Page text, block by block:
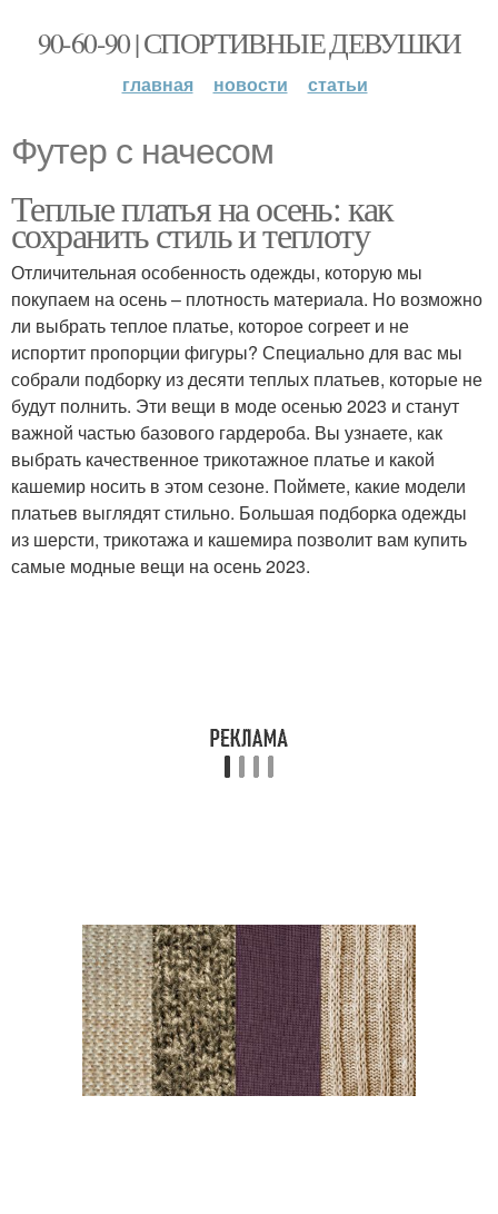
90-60-90 | СПОРТИВНЫЕ ДЕВУШКИ
главная новости статьи
Футер с начесом
Теплые платья на осень: как
сохранить стиль и теплоту
Отличительная особенность одежды, которую мы
покупаем на осень – плотность материала. Но возможно
ли выбрать теплое платье, которое согреет и не
испортит пропорции фигуры? Специально для вас мы
собрали подборку из десяти теплых платьев, которые не
будут полнить. Эти вещи в моде осенью 2023 и станут
важной частью базового гардероба. Вы узнаете, как
выбрать качественное трикотажное платье и какой
кашемир носить в этом сезоне. Поймете, какие модели
платьев выглядят стильно. Большая подборка одежды
из шерсти, трикотажа и кашемира позволит вам купить
самые модные вещи на осень 2023.